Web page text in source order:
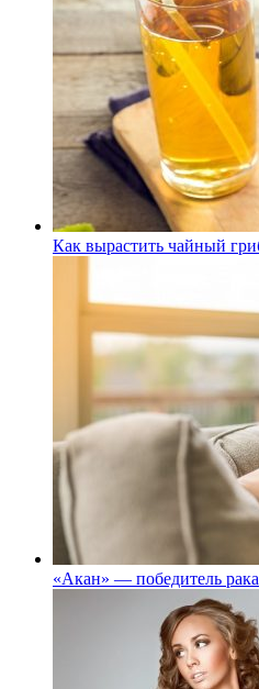
Как вырастить чайный
«Акан» — победитель рака